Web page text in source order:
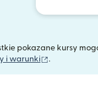
pokazane kursy
i warunki (otwiera się
.